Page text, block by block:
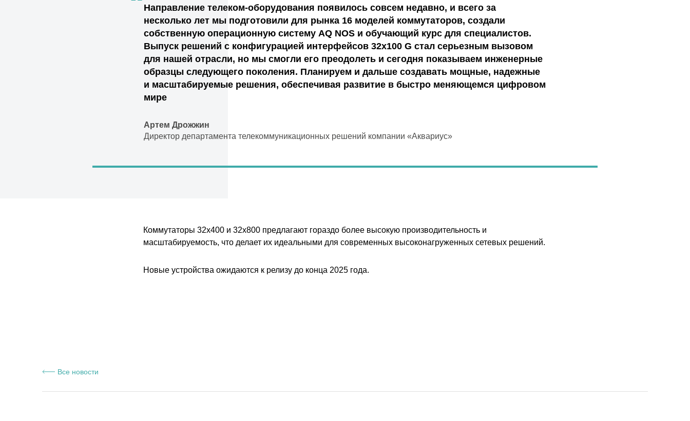
Все новости
Направление телеком-оборудования появилось совсем недавно, и всего за
несколько лет мы подготовили для рынка 16 моделей коммутаторов, создали
собственную операционную систему AQ NOS и обучающий курс для специалистов.
Выпуск решений с конфигурацией интерфейсов 32х100 G стал серьезным вызовом
для нашей отрасли, но мы смогли его преодолеть и сегодня показываем инженерные
образцы следующего поколения. Планируем и дальше создавать мощные, надежные
и масштабируемые решения, обеспечивая развитие в быстро меняющемся цифровом
мире
Артем Дрожжин
Директор департамента телекоммуникационных решений компании «Аквариус»
Коммутаторы 32x400 и 32x800 предлагают гораздо более высокую производительность и
масштабируемость, что делает их идеальными для современных высоконагруженных сетевых решений.
Новые устройства ожидаются к релизу до конца 2025 года.